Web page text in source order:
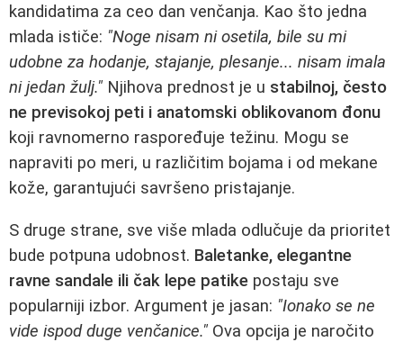
kandidatima za ceo dan venčanja. Kao što jedna
mlada ističe: "Noge nisam ni osetila, bile su mi
udobne za hodanje, stajanje, plesanje... nisam imala
ni jedan žulj." Njihova prednost je u stabilnoj, često
ne previsokoj peti i anatomski oblikovanom đonu
koji ravnomerno raspoređuje težinu. Mogu se
napraviti po meri, u različitim bojama i od mekane
kože, garantujući savršeno pristajanje.
S druge strane, sve više mlada odlučuje da prioritet
bude potpuna udobnost. Baletanke, elegantne
ravne sandale ili čak lepe patike postaju sve
popularniji izbor. Argument je jasan: "Ionako se ne
vide ispod duge venčanice." Ova opcija je naročito